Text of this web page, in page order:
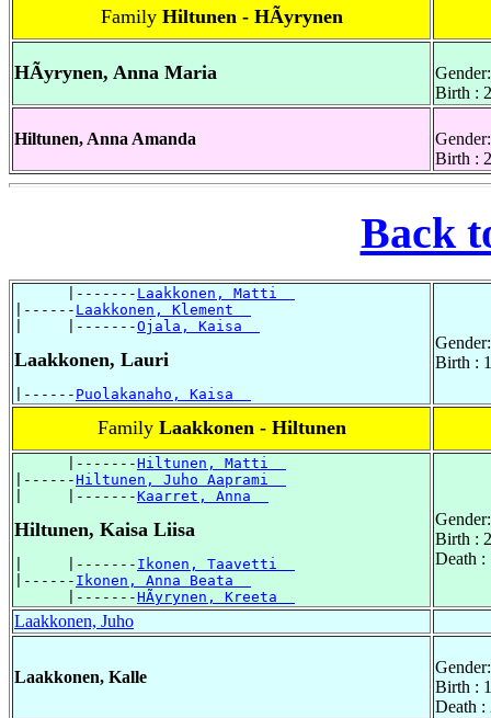
Family Hiltunen - HÃyrynen
HÃyrynen, Anna Maria
Birth :
Hiltunen, Anna Amanda
Birth :
Back
      |-------
Laakkonen, Matti
|------ Laakkonen, Klement
|     |-------Ojala, Kaisa
Laakkonen, Lauri
|------ Puolakanaho, Kaisa
Birth :
Family Laakkonen - Hiltunen
      |-------
Hiltunen, Matti
|------Hiltunen, Juho Aaprami
|     |-------Kaarret, Anna
Hiltunen, Kaisa Liisa
|     |------- Ikonen, Taavetti
|------ Ikonen, Anna Beata
      |-------
HÃyrynen, Kreeta
Birth :
Death :
Laakkonen, Juho
Laakkonen, Kalle
Birth :
Death :